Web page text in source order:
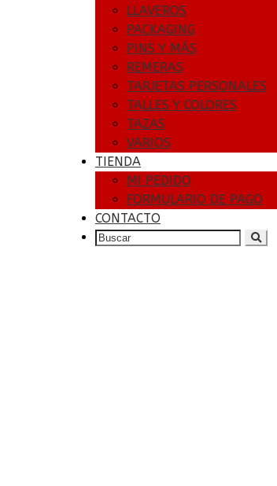
LLAVEROS
PACKAGING
PINS Y MÁS
REMERAS
TARJETAS PERSONALES
TALLES Y COLORES
TAZAS
VARIOS
TIENDA
MI PEDIDO
FORMULARIO DE PAGO
CONTACTO
SEARCH